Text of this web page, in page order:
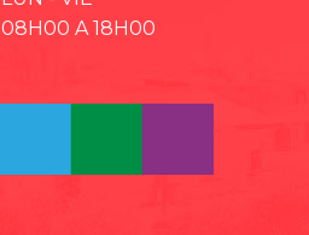
08H00 A 18H00